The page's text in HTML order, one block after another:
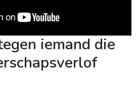
iemand die